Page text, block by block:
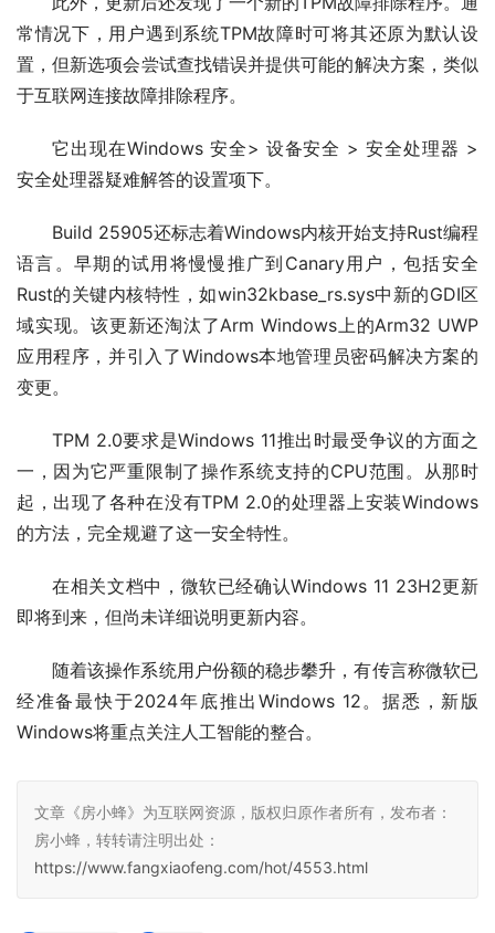
常情况下，用户遇到系统TPM故障时可将其还原为默认设
置，但新选项会尝试查找错误并提供可能的解决方案，类似
于互联网连接故障排除程序。
它出现在Windows 安全> 设备安全 > 安全处理器 >
安全处理器疑难解答的设置项下。
Build 25905还标志着Windows内核开始支持Rust编程
语言。早期的试用将慢慢推广到Canary用户，包括安全
Rust的关键内核特性，如win32kbase_rs.sys中新的GDI区
域实现。该更新还淘汰了Arm Windows上的Arm32 UWP
应用程序，并引入了Windows本地管理员密码解决方案的
变更。
TPM 2.0要求是Windows 11推出时最受争议的方面之
一，因为它严重限制了操作系统支持的CPU范围。从那时
起，出现了各种在没有TPM 2.0的处理器上安装Windows
的方法，完全规避了这一安全特性。
在相关文档中，微软已经确认Windows 11 23H2更新
即将到来，但尚未详细说明更新内容。
随着该操作系统用户份额的稳步攀升，有传言称微软已
经准备最快于2024年底推出Windows 12。据悉，新版
Windows将重点关注人工智能的整合。
文章《房小蜂》为互联网资源，版权归原作者所有，发布者：
房小蜂，转转请注明出处：
https://www.fangxiaofeng.com/hot/4553.html